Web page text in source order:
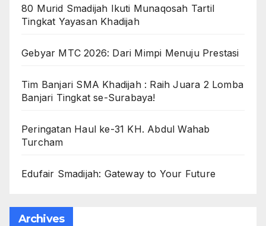
80 Murid Smadijah Ikuti Munaqosah Tartil
Tingkat Yayasan Khadijah
Gebyar MTC 2026: Dari Mimpi Menuju Prestasi
Tim Banjari SMA Khadijah : Raih Juara 2 Lomba
Banjari Tingkat se-Surabaya!
Peringatan Haul ke-31 KH. Abdul Wahab
Turcham
Edufair Smadijah: Gateway to Your Future
Archives